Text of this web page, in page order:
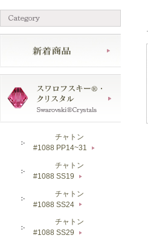
チャトン
#1088 PP14~31
▶
チャトン
#1088 SS19
▶
チャトン
#1088 SS24
▶
チャトン
#1088 SS29
▶